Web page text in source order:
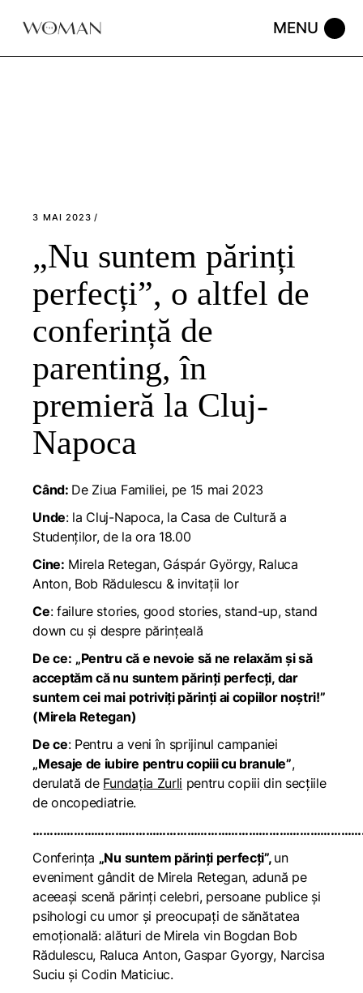
3 MAI 2023
„Nu suntem părinți
perfecți”, o altfel de
conferință de
parenting, în
premieră la Cluj-
Napoca
Când: De Ziua Familiei, pe 15 mai 2023
Unde: la Cluj-Napoca, la Casa de Cultură a
Studenților, de la ora 18.00
Cine: Mirela Retegan, Gáspár György, Raluca
Anton, Bob Rădulescu & invitații lor
Ce: failure stories, good stories, stand-up, stand
down cu și despre părințeală
De ce: „Pentru că e nevoie să ne relaxăm și să
acceptăm că nu suntem părinți perfecți, dar
suntem cei mai potriviți părinți ai copiilor noștri!”
(Mirela Retegan)
De ce: Pentru a veni în sprijinul campaniei
„Mesaje de iubire pentru copiii cu branule”,
derulată de Fundația Zurli pentru copiii din secțiile
de oncopediatrie.
Conferința „Nu suntem părinți perfecți”, un
eveniment gândit de Mirela Retegan, adună pe
aceeași scenă părinți celebri, persoane publice și
psihologi cu umor și preocupați de sănătatea
emoțională: alături de Mirela vin Bogdan Bob
Rădulescu, Raluca Anton, Gaspar Gyorgy, Narcisa
Suciu și Codin Maticiuc.